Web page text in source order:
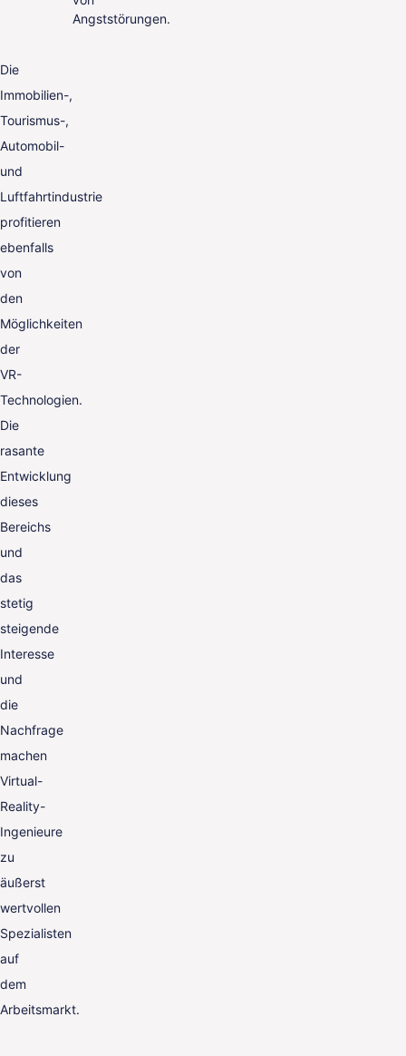
Angststörungen.
Die
Immobilien-,
Tourismus-,
Automobil-
und
Luftfahrtindustrie
profitieren
ebenfalls
von
den
Möglichkeiten
der
VR-
Technologien.
Die
rasante
Entwicklung
dieses
Bereichs
und
das
stetig
steigende
Interesse
und
die
Nachfrage
machen
Virtual-
Reality-
Ingenieure
zu
äußerst
wertvollen
Spezialisten
auf
dem
Arbeitsmarkt.